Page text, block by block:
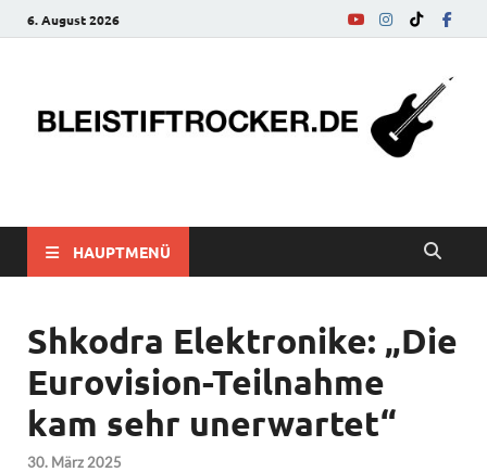
6. August 2026
bleistiftrocker.de
HAUPTMENÜ
Shkodra Elektronike: „Die
Eurovision-Teilnahme
kam sehr unerwartet“
30. März 2025